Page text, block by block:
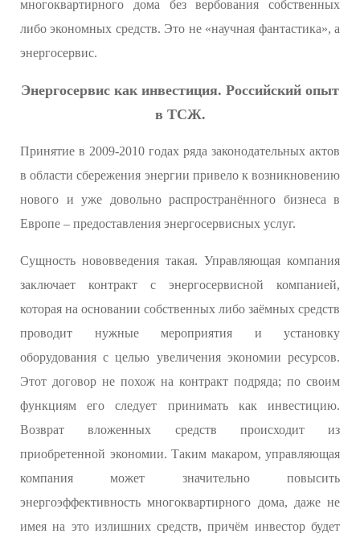
многоквартирного дома без вербования собственных
либо экономных средств. Это не «научная фантастика», а
энергосервис.
Энергосервис как инвестиция. Российский опыт
в ТСЖ.
Принятие в 2009-2010 годах ряда законодательных актов
в области сбережения энергии привело к возникновению
нового и уже довольно распространённого бизнеса в
Европе – предоставления энергосервисных услуг.
Сущность нововведения такая. Управляющая компания
заключает контракт с энергосервисной компанией,
которая на основании собственных либо заёмных средств
проводит нужные мероприятия и установку
оборудования с целью увеличения экономии ресурсов.
Этот договор не похож на контракт подряда; по своим
функциям его следует принимать как инвестицию.
Возврат вложенных средств происходит из
приобретенной экономии. Таким макаром, управляющая
компания может значительно повысить
энергоэффективность многоквартирного дома, даже не
имея на это излишних средств, причём инвестор будет